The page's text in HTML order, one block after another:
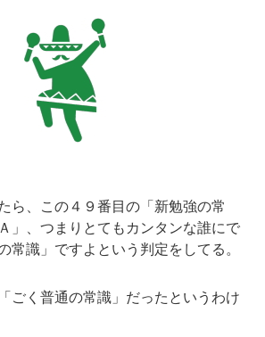
ら、この４９番目の「新勉強の常
」、つまりとてもカンタンな誰にで
常識」ですよという判定をしてる。
ごく普通の常識」だったというわけ